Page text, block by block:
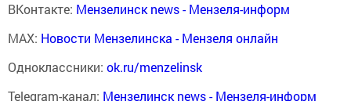
ВКонтакте: Мензелинск news - Мензеля-информ
MAX: Новости Мензелинска - Мензеля онлайн
Одноклассники: ok.ru/menzelinsk
Telegram-канал: Мензелинск news - Мензеля-информ